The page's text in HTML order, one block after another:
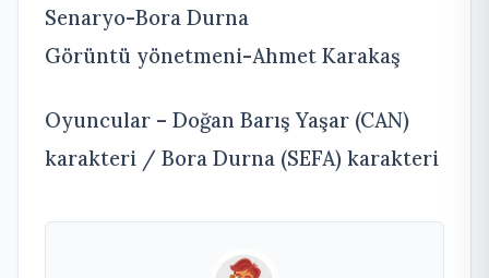
Senaryo-Bora Durna
Görüntü yönetmeni-Ahmet Karakaş
Oyuncular – Doğan Barış Yaşar (CAN)
karakteri / Bora Durna (SEFA) karakteri